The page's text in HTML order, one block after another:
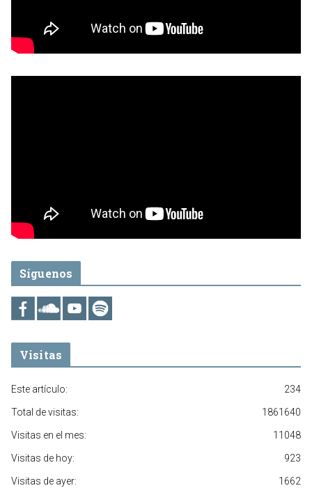
Síguenos
Visitas
234
Este artículo:
1861640
Total de visitas:
11048
Visitas en el mes:
923
Visitas de hoy:
1662
Visitas de ayer: